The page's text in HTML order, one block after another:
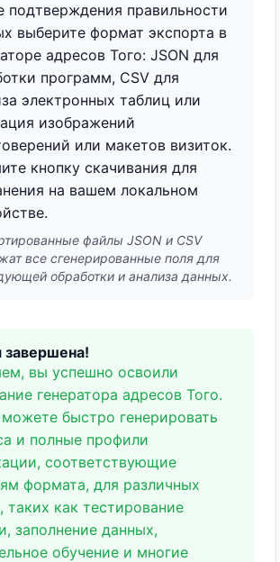
подтверждения правильности
выберите формат экспорта в
адресов Того: JSON для
программ, CSV для
электронных таблиц или
изображений
или макетов визиток.
кнопку скачивания для
на вашем локальном
файлы JSON и CSV
все сгенерированные поля для
обработки и анализа данных.
завершена!
вы успешно освоили
генератора адресов Того.
быстро генерировать
и полные профили
соответствующие
формата, для различных
таких как тестирование
заполнение данных,
обучение и многие